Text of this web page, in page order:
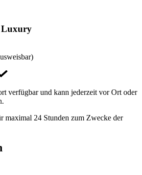
Luxury
verfügbar und kann jederzeit vor Ort oder
maximal 24 Stunden zum Zwecke der